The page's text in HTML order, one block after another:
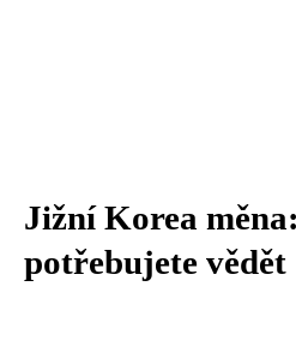
Jižní Korea
potřebujete vědět